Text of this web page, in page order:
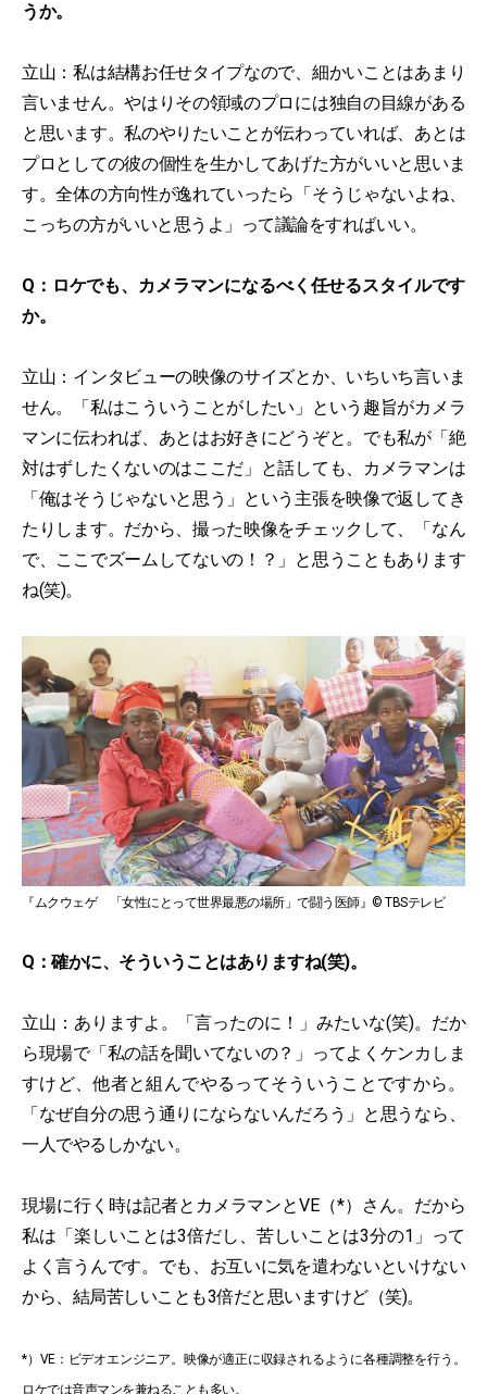
うか。
立山：私は結構お任せタイプなので、細かいことはあまり
言いません。やはりその領域のプロには独自の目線がある
と思います。私のやりたいことが伝わっていれば、あとは
プロとしての彼の個性を生かしてあげた方がいいと思いま
す。全体の方向性が逸れていったら「そうじゃないよね、
こっちの方がいいと思うよ」って議論をすればいい。
Q：ロケでも、カメラマンになるべく任せるスタイルです
か。
立山：インタビューの映像のサイズとか、いちいち言いま
せん。「私はこういうことがしたい」という趣旨がカメラ
マンに伝われば、あとはお好きにどうぞと。でも私が「絶
対はずしたくないのはここだ」と話しても、カメラマンは
「俺はそうじゃないと思う」という主張を映像で返してき
たりします。だから、撮った映像をチェックして、「なん
で、ここでズームしてないの！？」と思うこともあります
ね(笑)。
『ムクウェゲ 「女性にとって世界最悪の場所」で闘う医師』© TBSテレビ
Q：確かに、そういうことはありますね(笑)。
立山：ありますよ。「言ったのに！」みたいな(笑)。だか
ら現場で「私の話を聞いてないの？」ってよくケンカしま
すけど、他者と組んでやるってそういうことですから。
「なぜ自分の思う通りにならないんだろう」と思うなら、
一人でやるしかない。
現場に行く時は記者とカメラマンとVE（*）さん。だから
私は「楽しいことは3倍だし、苦しいことは3分の1」って
よく言うんです。でも、お互いに気を遣わないといけない
から、結局苦しいことも3倍だと思いますけど（笑)。
*）VE：ビデオエンジニア。映像が適正に収録されるように各種調整を行う。
ロケでは音声マンを兼ねることも多い。